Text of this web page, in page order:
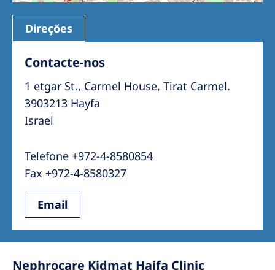
Direções
Contacte-nos
1 etgar St., Carmel House, Tirat Carmel.
3903213 Hayfa
Israel
Telefone +972-4-8580854
Fax +972-4-8580327
Email
Nephrocare Kidmat Haifa Clinic